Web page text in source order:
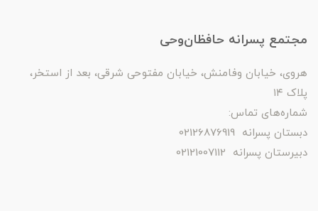
مجتمع پسرانه حافظان‌وحی
هروی، خیابان وفامنش، خیابان مفتوحی شرقی، بعد از استخر،
پلاک ۱۴
شماره‌های تماس:
دبستان پسرانه 02126876919
دبیرستان پسرانه 02121007112